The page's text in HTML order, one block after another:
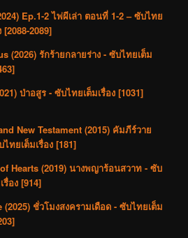
Ep.1-2 ไพ่ผีเล่า ตอนที่ 1-2 – ซับไทย
[2088-2089]
(2026) รักร้ายกลายร่าง - ซับไทยเต็ม
ป่าอสูร - ซับไทยเต็มเรื่อง [1031]
New Testament (2015) คัมภีร์วาย
ทยเต็มเรื่อง [181]
Hearts (2019) นางพญาร้อนสวาท - ซับ
รื่อง [914]
(2025) ชั่วโมงสงครามเดือด - ซับไทยเต็ม